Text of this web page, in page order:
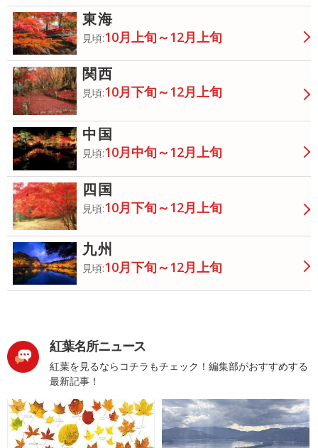
東海
見頃:10月上旬～12月上旬
関西
見頃:10月下旬～12月上旬
中国
見頃:10月中旬～12月上旬
四国
見頃:10月下旬～12月上旬
九州
見頃:10月下旬～12月上旬
紅葉名所ニュース
紅葉を見るならコチラもチェック！編集部がおすすめする
最新記事！